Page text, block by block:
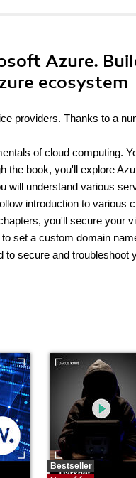
Azure.
ecosystem
providers. Thanks to a
of cloud computing.
the book, you'll explore
will understand various
introduction to various
you'll secure your
set a custom domain
to secure and
Bestseller